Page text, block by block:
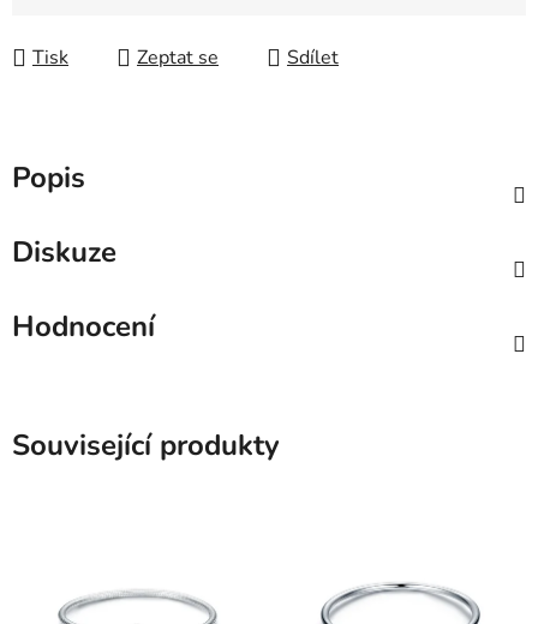
Tisk Zeptat se Sdílet
Popis
Diskuze
Hodnocení
Související produkty